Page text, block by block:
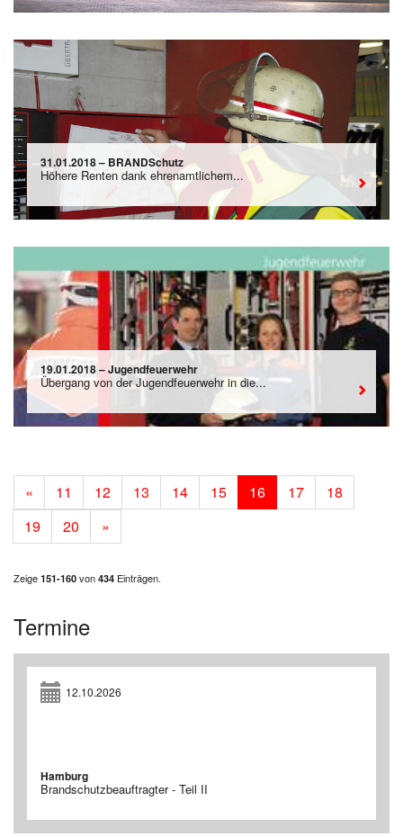
31.01.2018 – BRANDSchutz
Höhere Renten dank ehrenamtlichem...
19.01.2018 – Jugendfeuerwehr
Übergang von der Jugendfeuerwehr in die...
« 11 12 13 14 15 16 17
18
19
20 »
Zeige 151-160 von 434 Einträgen.
Termine
12.10.2026
Hamburg
Brandschutzbeauftragter - Teil II